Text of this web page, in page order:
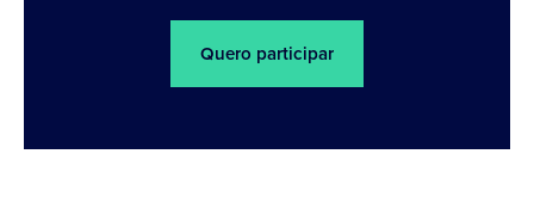
Quero participar